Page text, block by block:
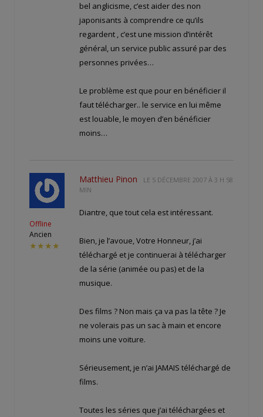
bel anglicisme, c’est aider des non
japonisants à comprendre ce qu’ils
regardent , c’est une mission d’intérêt
général, un service public assuré par des
personnes privées…
Le problème est que pour en bénéficier il
faut télécharger.. le service en lui même
est louable, le moyen d’en bénéficier
moins…
Offline
Ancien
★★★★
Matthieu Pinon LE 5 DÉCEMBRE 2007 À 3 H 58
MIN
Diantre, que tout cela est intéressant.
Bien, je l’avoue, Votre Honneur, j’ai
téléchargé et je continuerai à télécharger
de la série (animée ou pas) et de la
musique.
Des films ? Non mais ça va pas la tête ? Je
ne volerais pas un sac à main et encore
moins une voiture.
Sérieusement, je n’ai JAMAIS téléchargé de
films.
Toutes les séries que j’ai téléchargées et